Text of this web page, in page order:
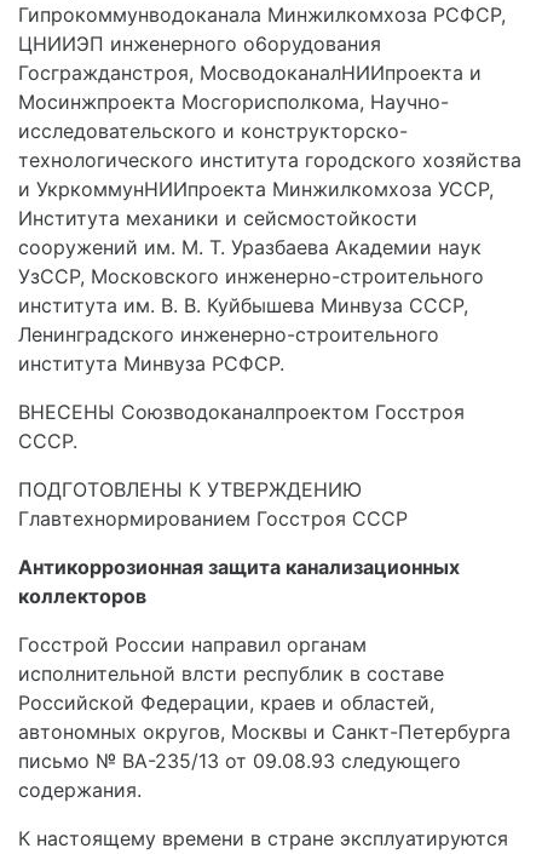
Гипрокоммунводоканала Минжилкомхоза РСФСР,
ЦНИИЭП инженерного о6орудования
Госгражданстроя, МосводоканалНИИпроекта и
Мосинжпроекта Мосгорисполкома, Научно-
исследовательского и конструкторско-
технологического института городского хозяйства
и УкркоммунНИИпроекта Минжилкомхоза УССР,
Института механики и сейсмостойкости
сооружений им. М. Т. Уразбаева Академии наук
УзССР, Московского инженерно-строительного
института им. В. В. Куйбышева Минвуза СССР,
Ленинградского инженерно-строительного
института Минвуза РСФСР.
ВНЕСЕНЫ Союзводоканалпроектом Госстроя
СССР.
ПОДГОТОВЛЕНЫ К УТВЕРЖДЕНИЮ
Главтехнормированием Госстроя СССР
Антикоррозионная защита канализационных
коллекторов
Госстрой России направил органам
исполнительной влсти республик в составе
Российской Федерации, краев и областей,
автономных округов, Москвы и Санкт-Петербурга
письмо № ВА-235/13 от 09.08.93 следующего
содержания.
К настоящему времени в стране эксплуатируются